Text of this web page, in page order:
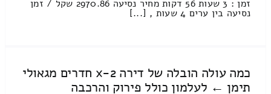
זמן : 3 שעות 56 דקות מחיר נסיעה 2970.86 שקל / זמן
נסיעה בין ערים 4 שעות , [...]
כמה עולה הובלה של דירה 2-x חדרים מגאולי
תימן ← לעלמון כולל פירוק והרכבה